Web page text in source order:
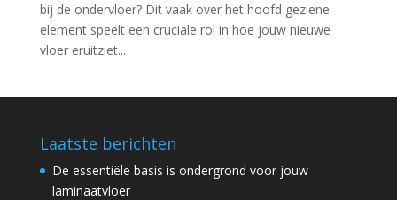
bij de ondervloer? Dit vaak over het hoofd geziene
element speelt een cruciale rol in hoe jouw nieuwe
vloer eruitziet...
Laatste berichten
De essentiële basis is ondergrond voor jouw
laminaatvloer